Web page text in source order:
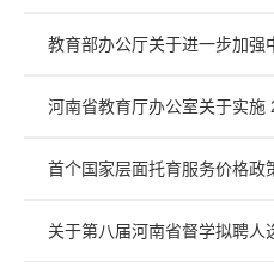
教育部办公厅关于进一步加强
河南省教育厅办公室关于实
首个国家层面托育服务价格政
关于第八届河南省督学拟聘人